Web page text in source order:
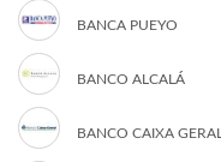
BANCA PUEYO
BANCO ALCALÁ
BANCO CAIXA GERAL